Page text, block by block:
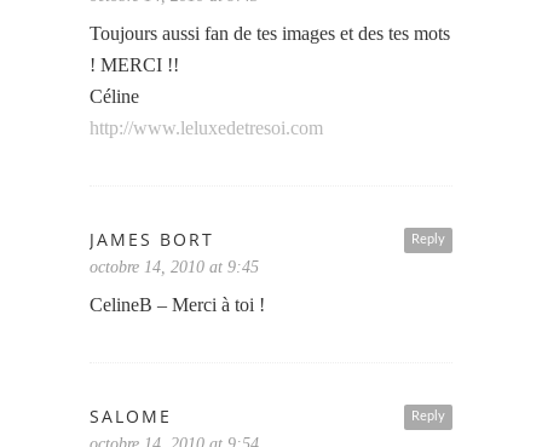
Toujours aussi fan de tes images et des tes mots
! MERCI !!
Céline
http://www.leluxedetresoi.com
Reply
JAMES BORT
octobre 14, 2010 at 9:45
CelineB – Merci à toi !
Reply
SALOME